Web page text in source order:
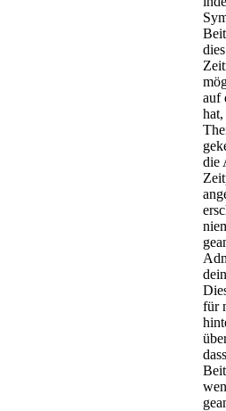
auf
die
für